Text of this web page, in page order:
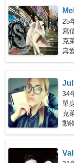
25
寫
克
真
34
單
克
動